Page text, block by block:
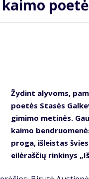
Žydint alyvoms,
poetės Stasės
gimimo metinės.
kaimo
proga, išleistas
eilėraščių rinkinys